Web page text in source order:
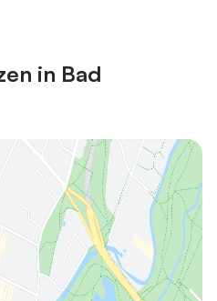
in Bad